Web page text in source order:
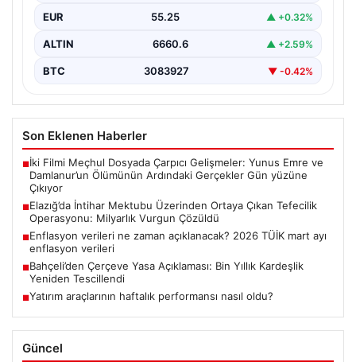
büyük…
EUR 55.25 ▲ +0.32%
ALTIN 6660.6 ▲ +2.59%
BTC 3083927 ▼ -0.42%
Son Eklenen Haberler
■İki Filmi Meçhul Dosyada Çarpıcı Gelişmeler: Yunus Emre ve
Damlanur’un Ölümünün Ardındaki Gerçekler Gün yüzüne
Çıkıyor
■Elazığ’da İntihar Mektubu Üzerinden Ortaya Çıkan Tefecilik
Operasyonu: Milyarlık Vurgun Çözüldü
■Enflasyon verileri ne zaman açıklanacak? 2026 TÜİK mart ayı
enflasyon verileri
■Bahçeli’den Çerçeve Yasa Açıklaması: Bin Yıllık Kardeşlik
Yeniden Tescillendi
■Yatırım araçlarının haftalık performansı nasıl oldu?
Güncel